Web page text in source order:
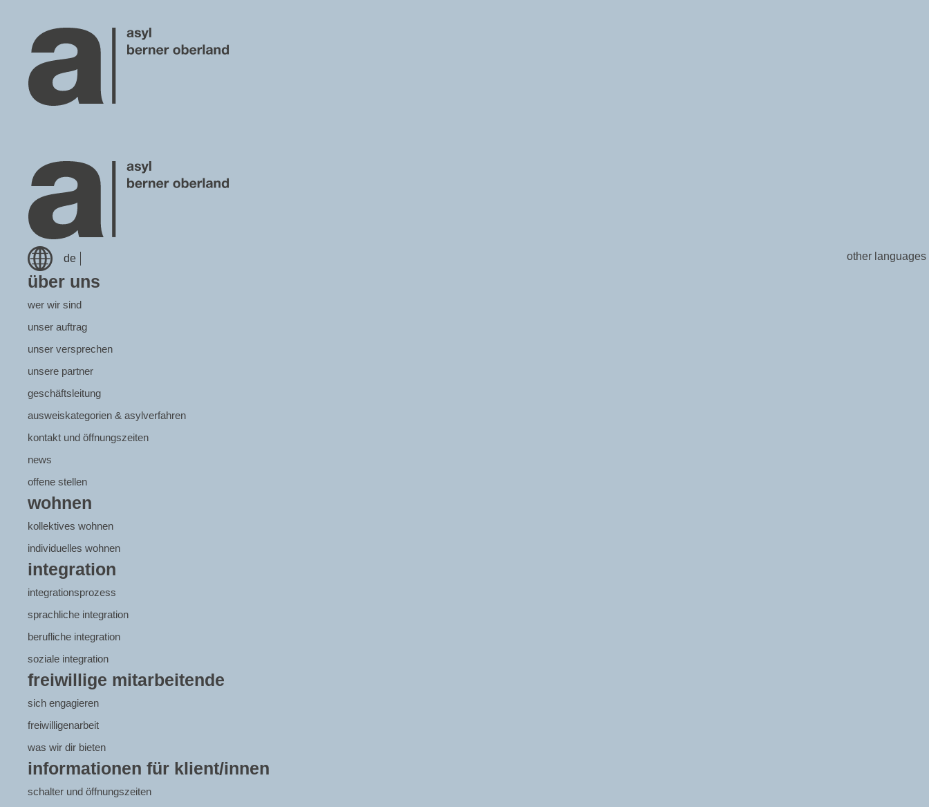
de other languages
über uns
wer wir sind
unser auftrag
unser versprechen
unsere partner
geschäftsleitung
ausweiskategorien & asylverfahren
kontakt und öffnungszeiten
news
offene stellen
wohnen
kollektives wohnen
individuelles wohnen
integration
integrationsprozess
sprachliche integration
berufliche integration
soziale integration
freiwillige mitarbeitende
sich engagieren
freiwilligenarbeit
was wir dir bieten
informationen für klient/innen
schalter und öffnungszeiten